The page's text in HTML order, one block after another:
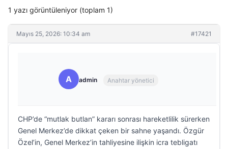
1 yazı görüntüleniyor (toplam 1)
Mayıs 25, 2026: 10:34 am #17421
A admin Anahtar yönetici
CHP’de “mutlak butlan” kararı sonrası hareketlilik sürerken
Genel Merkez’de dikkat çeken bir sahne yaşandı. Özgür
Özel’in, Genel Merkez’in tahliyesine ilişkin icra tebligatı